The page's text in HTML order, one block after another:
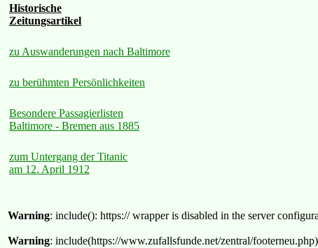
Historische
Zeitungsartikel
zu Auswanderungen nach Baltimore
zu berühmten Persönlichkeiten
Besondere Passagierlisten
Baltimore - Bremen aus 1885
zum Untergang der Titanic
am 12. April 1912
Warning: include(): https:// wrapper is disabled in the server
Warning: include(https://www.zufallsfunde.net/zentral/